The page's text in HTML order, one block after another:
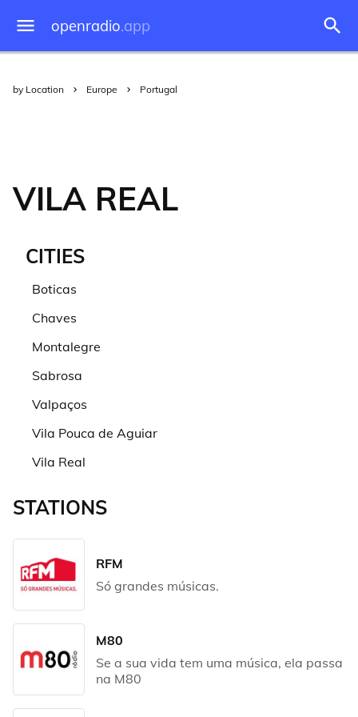
openradio.app
by Location Europe Portugal
VILA REAL
CITIES
Boticas
Chaves
Montalegre
Sabrosa
Valpaços
Vila Pouca de Aguiar
Vila Real
STATIONS
RFM
Só grandes músicas.
M80
Se a sua vida tem uma música, ela passa
na M80